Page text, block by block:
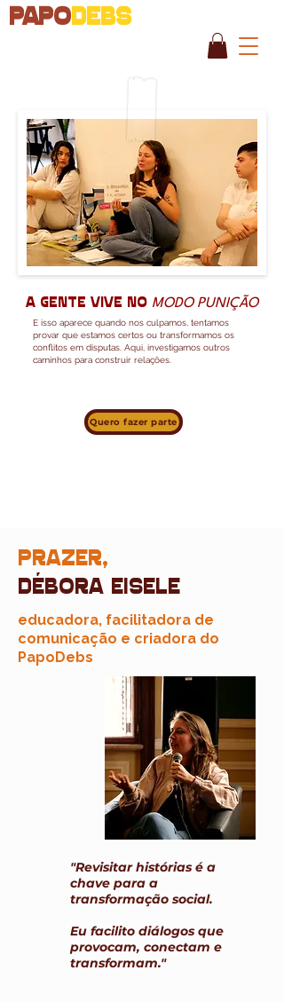
PAPO DEBS
a gente vive no MODO PUNIÇÃO
E isso aparece quando nos culpamos, tentamos
provar que estamos certos ou transformamos os
conflitos em disputas. Aqui, investigamos outros
caminhos para construir relações.
Quero fazer parte
PRAZER,
débora eisele
educadora, facilitadora de
comunicação e criadora do
PapoDebs
"Revisitar histórias é a
chave para a
transformação social.
Eu facilito diálogos que
provocam, conectam e
transformam."